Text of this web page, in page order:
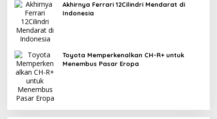
Akhirnya Ferrari 12Cilindri Mendarat di
Indonesia
Toyota Memperkenalkan CH-R+ untuk
Menembus Pasar Eropa